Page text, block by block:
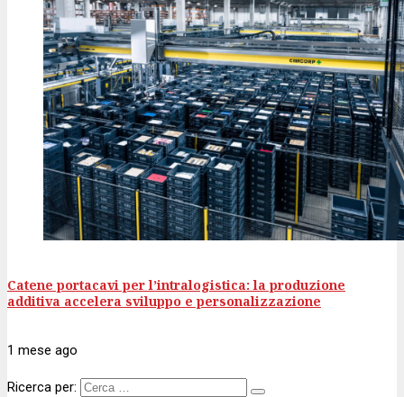
Catene portacavi per l’intralogistica: la produzione
additiva accelera sviluppo e personalizzazione
1 mese ago
Ricerca per: